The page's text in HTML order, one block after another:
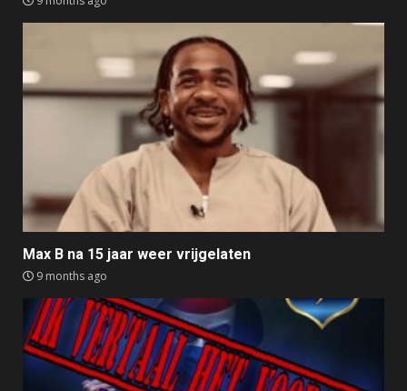
Max B na 15 jaar weer vrijgelaten
9 months ago